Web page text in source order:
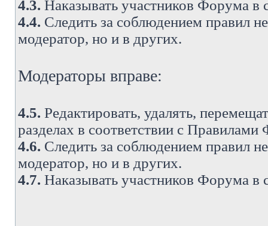
4.3. Наказывать участников Форума
4.4. Следить за соблюдением правил
модератор, но и в других.
Модераторы вправе:
4.5. Редактировать, удалять,
разделах в соответствии с
4.6. Следить за соблюдением правил
модератор, но и в других.
4.7. Наказывать участников Форума